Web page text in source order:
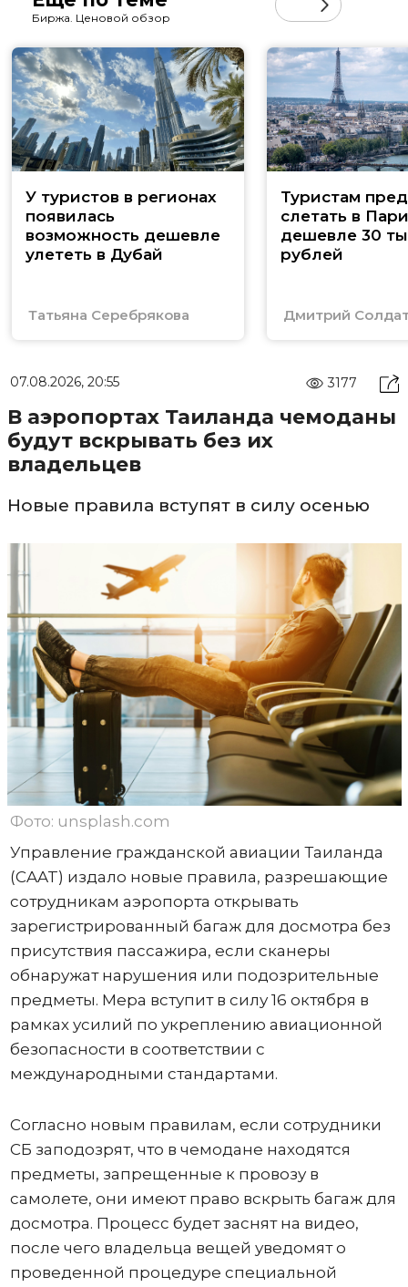
Биржа. Ценовой обзор
У туристов в регионах
появилась
возможность дешевле
улететь в Дубай
Татьяна Серебрякова
Туристам
слетать в
дешевле 30
рублей
Дмитрий
07.08.2026, 20:55 3177
В аэропортах Таиланда чемоданы
будут вскрывать без их
владельцев
Новые правила вступят в силу осенью
Фото: unsplash.com
Управление гражданской авиации Таиланда
(CAAT) издало новые правила, разрешающие
сотрудникам аэропорта открывать
зарегистрированный багаж для досмотра без
присутствия пассажира, если сканеры
обнаружат нарушения или подозрительные
предметы. Мера вступит в силу 16 октября в
рамках усилий по укреплению авиационной
безопасности в соответствии с
международными стандартами.
Согласно новым правилам, если сотрудники
СБ заподозрят, что в чемодане ​​находятся
предметы, запрещенные к провозу в
самолете, они имеют право вскрыть багаж для
досмотра. Процесс будет заснят на видео,
после чего владельца вещей уведомят о
проведенной процедуре специальной